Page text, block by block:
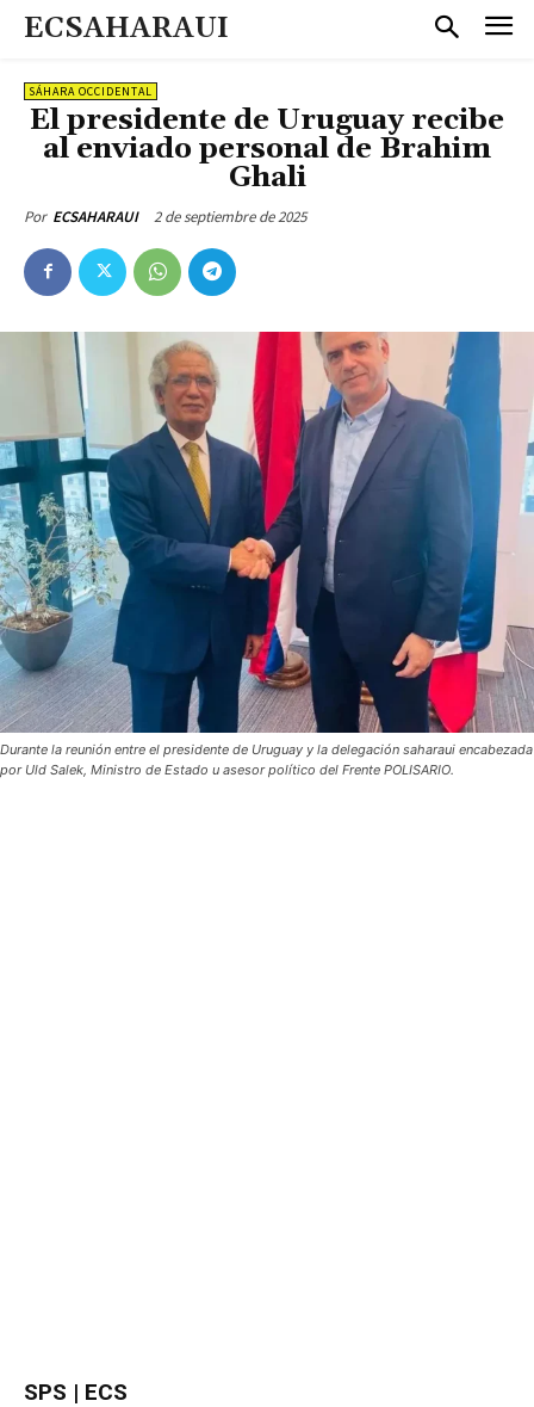
ECSAHARAUI
SÁHARA OCCIDENTAL
El presidente de Uruguay recibe
al enviado personal de Brahim
Ghali
Por ECSAHARAUI 2 de septiembre de 2025
Durante la reunión entre el presidente de Uruguay y la delegación saharaui encabezada
por Uld Salek, Ministro de Estado u asesor político del Frente POLISARIO.
SPS | ECS